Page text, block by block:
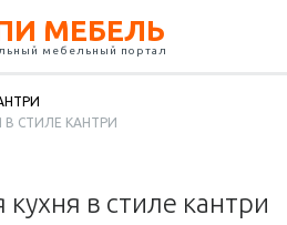
МЕБЕЛЬ
мебельный портал
В СТИЛЕ КАНТРИ
кухня в стиле кантри